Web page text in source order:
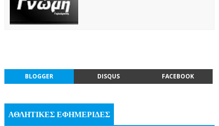
BLOGGER DISQUS FACEBOOK
ΑΘΛΗΤΙΚΕΣ ΕΦΗΜΕΡΙΔΕΣ